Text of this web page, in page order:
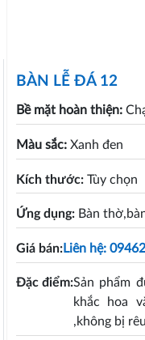
BÀN LỄ ĐÁ 12
Bề mặt hoàn thiện:
Màu sắc: Xanh đen
Kích thước: Tùy chọn
Ứng dụng: Bàn
Giá bán:Liên hệ:
Đặc điểm:Sản phẩm
khắc hoa
,không bị